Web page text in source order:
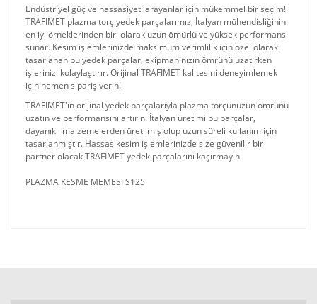
Endüstriyel güç ve hassasiyeti arayanlar için mükemmel bir seçim!
TRAFIMET plazma torç yedek parçalarımız, İtalyan mühendisliğinin
en iyi örneklerinden biri olarak uzun ömürlü ve yüksek performans
sunar. Kesim işlemlerinizde maksimum verimlilik için özel olarak
tasarlanan bu yedek parçalar, ekipmanınızın ömrünü uzatırken
işlerinizi kolaylaştırır. Orijinal TRAFIMET kalitesini deneyimlemek
için hemen sipariş verin!
TRAFIMET'in orijinal yedek parçalarıyla plazma torçunuzun ömrünü
uzatın ve performansını artırın. İtalyan üretimi bu parçalar,
dayanıklı malzemelerden üretilmiş olup uzun süreli kullanım için
tasarlanmıştır. Hassas kesim işlemlerinizde size güvenilir bir
partner olacak TRAFIMET yedek parçalarını kaçırmayın.
PLAZMA KESME MEMESI S125